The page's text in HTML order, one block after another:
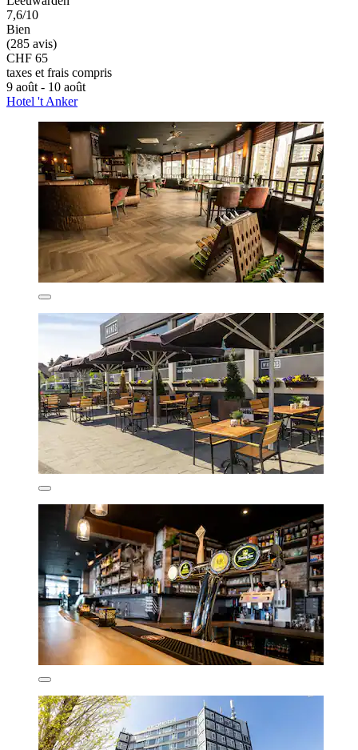
7,6/10
Bien
(285 avis)
CHF 65
taxes et frais compris
9 août - 10 août
Hotel 't Anker